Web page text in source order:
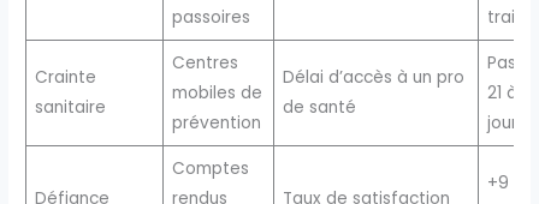
passoires
Crainte
sanitaire
Centres
mobiles de
prévention
Délai d’accès à un pro
de santé
21 à 12
jours
Défiance
Comptes
rendus
Taux de satisfaction
+9